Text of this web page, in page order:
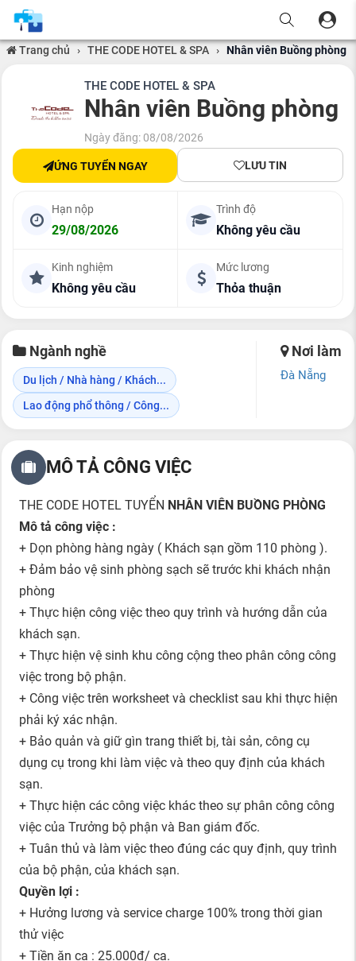
Trang chủ › THE CODE HOTEL & SPA › Nhân viên Buồng phòng
THE CODE HOTEL & SPA
Nhân viên Buồng phòng
Ngày đăng: 08/08/2026
ỨNG TUYỂN NGAY LƯU TIN
Hạn nộp
29/08/2026
Trình độ
Không yêu cầu
Kinh nghiệm
Không yêu cầu
Mức lương
Thỏa thuận
Ngành nghề
Du lịch / Nhà hàng / Khách...
Lao động phổ thông / Công...
Nơi làm
Đà Nẵng
MÔ TẢ CÔNG VIỆC
THE CODE HOTEL TUYỂN NHÂN VIÊN BUỒNG PHÒNG
Mô tả công việc :
+ Dọn phòng hàng ngày ( Khách sạn gồm 110 phòng ).
+ Đảm bảo vệ sinh phòng sạch sẽ trước khi khách nhận
phòng
+ Thực hiện công việc theo quy trình và hướng dẫn của
khách sạn.
+ Thực hiện vệ sinh khu công cộng theo phân công công
việc trong bộ phận.
+ Công việc trên worksheet và checklist sau khi thực hiện
phải ký xác nhận.
+ Bảo quản và giữ gìn trang thiết bị, tài sản, công cụ
dụng cụ trong khi làm việc và theo quy định của khách
sạn.
+ Thực hiện các công việc khác theo sự phân công công
việc của Trưởng bộ phận và Ban giám đốc.
+ Tuân thủ và làm việc theo đúng các quy định, quy trình
của bộ phận, của khách sạn.
Quyền lợi :
+ Hưởng lương và service charge 100% trong thời gian
thử việc
+ Tiền ăn ca : 25.000đ/ ca.